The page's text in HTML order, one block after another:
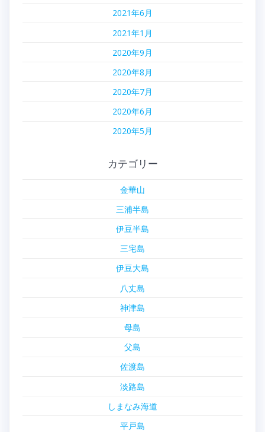
2021年6月
2021年1月
2020年9月
2020年8月
2020年7月
2020年6月
2020年5月
カテゴリー
金華山
三浦半島
伊豆半島
三宅島
伊豆大島
八丈島
神津島
母島
父島
佐渡島
淡路島
しまなみ海道
平戸島